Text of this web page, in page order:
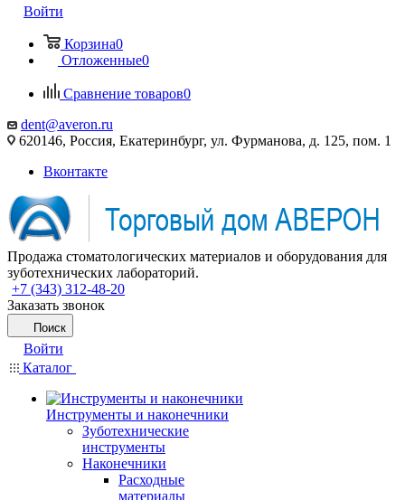
Войти
Корзина0
Отложенные0
Сравнение товаров0
dent@averon.ru
620146, Россия, Екатеринбург, ул. Фурманова, д. 125, пом. 1
Вконтакте
Продажа стоматологических материалов и оборудования для
зуботехнических лабораторий.
+7 (343) 312-48-20
Заказать звонок
Поиск
Войти
Каталог
Инструменты и наконечники
Зуботехнические
инструменты
Наконечники
Расходные
материалы